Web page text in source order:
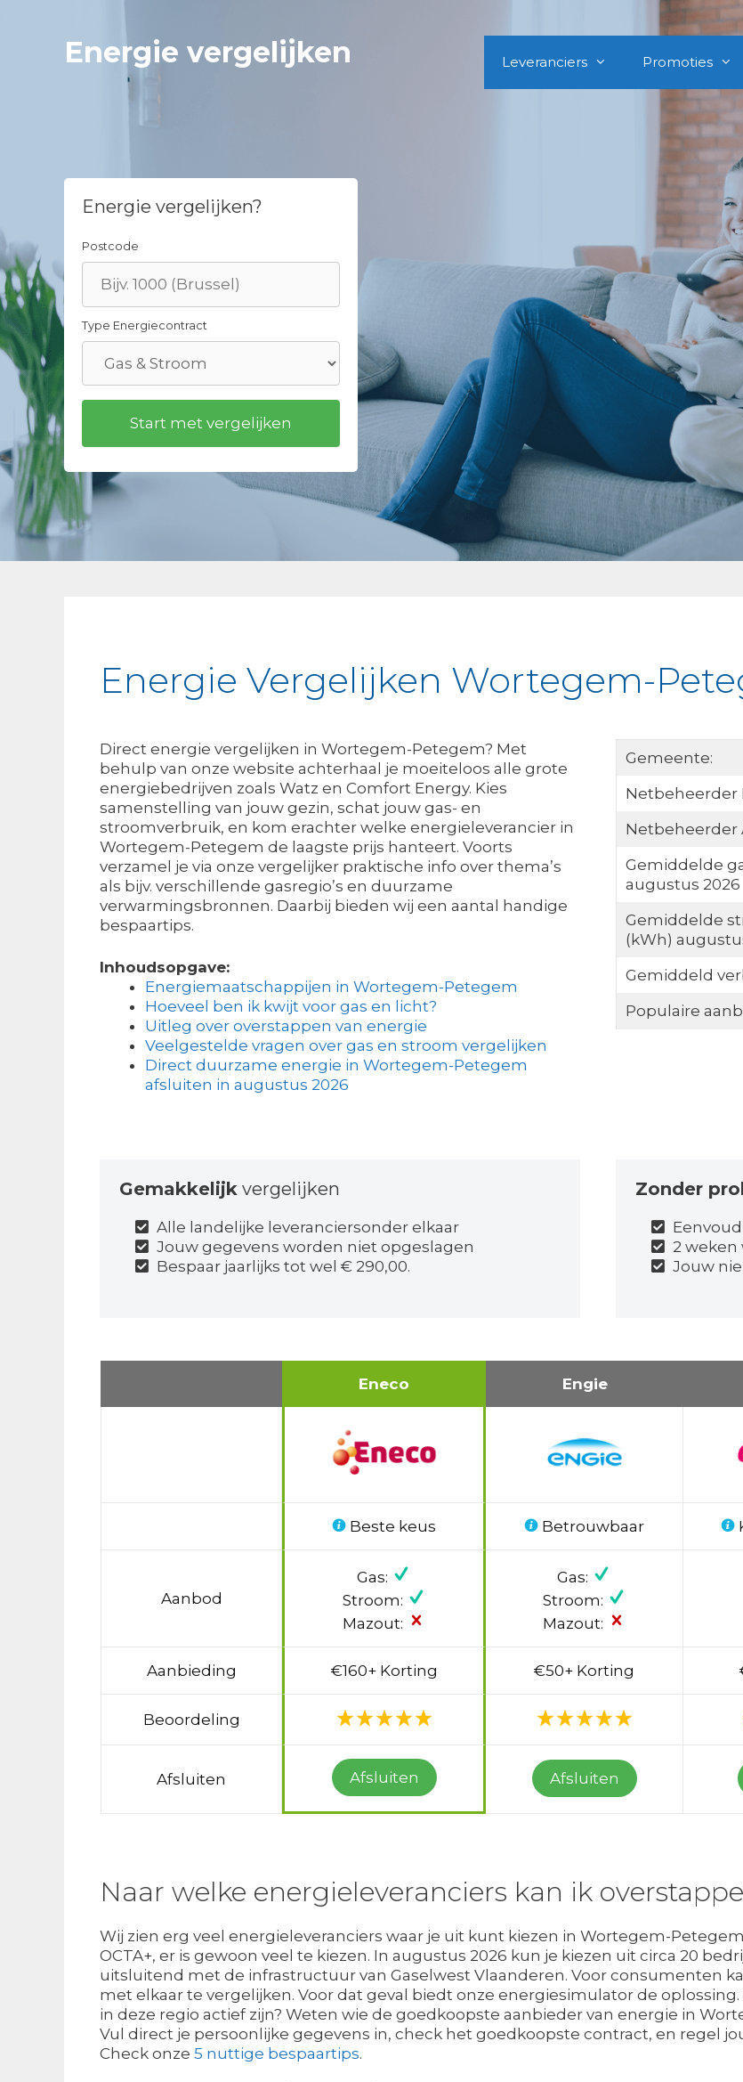
Energie vergelijken Leveranciers Promoties
Energie vergelijken?
Postcode
Type Energiecontract
Energie Vergelijken Wortegem-
Direct energie vergelijken in Wortegem-Petegem? Met
behulp van onze website achterhaal je moeiteloos alle grote
energiebedrijven zoals Watz en Comfort Energy. Kies
samenstelling van jouw gezin, schat jouw gas- en
stroomverbruik, en kom erachter welke energieleverancier in
Wortegem-Petegem de laagste prijs hanteert. Voorts
verzamel je via onze vergelijker praktische info over thema’s
als bijv. verschillende gasregio’s en duurzame
verwarmingsbronnen. Daarbij bieden wij een aantal handige
bespaartips.
Inhoudsopgave:
Energiemaatschappijen in Wortegem-Petegem
Hoeveel ben ik kwijt voor gas en licht?
Uitleg over overstappen van energie
Veelgestelde vragen over gas en stroom vergelijken
Direct duurzame energie in Wortegem-Petegem
afsluiten in augustus 2026
Gemeente:
Netbeheerder
Netbeheerder
Gemiddelde
augustus 2026
Gemiddelde
(kWh)
Gemiddeld
Populaire
Gemakkelijkvergelijken
Alle landelijke leveranciersonder elkaar
Jouw gegevens worden niet opgeslagen
Bespaar jaarlijks tot wel € 290,00.
Zonder
2
Jouw
Eneco Engie
Beste keus Betrouwbaar
Aanbod
Gas:
Stroom:
Mazout:
Gas:
Stroom:
Mazout:
Aanbieding €160+ Korting €50+ Korting
Beoordeling
Afsluiten Afsluiten Afsluiten
Naar welke energieleveranciers kan ik
Wij zien erg veel energieleveranciers waar je uit kunt kiezen in Wortegem-
OCTA+, er is gewoon veel te kiezen. In augustus 2026 kun je kiezen uit circa 20
uitsluitend met de infrastructuur van Gaselwest Vlaanderen. Voor consumenten
met elkaar te vergelijken. Voor dat geval biedt onze energiesimulator de
in deze regio actief zijn? Weten wie de goedkoopste aanbieder van energie in
Vul direct je persoonlijke gegevens in, check het goedkoopste contract, en regel
Check onze 5 nuttige bespaartips.